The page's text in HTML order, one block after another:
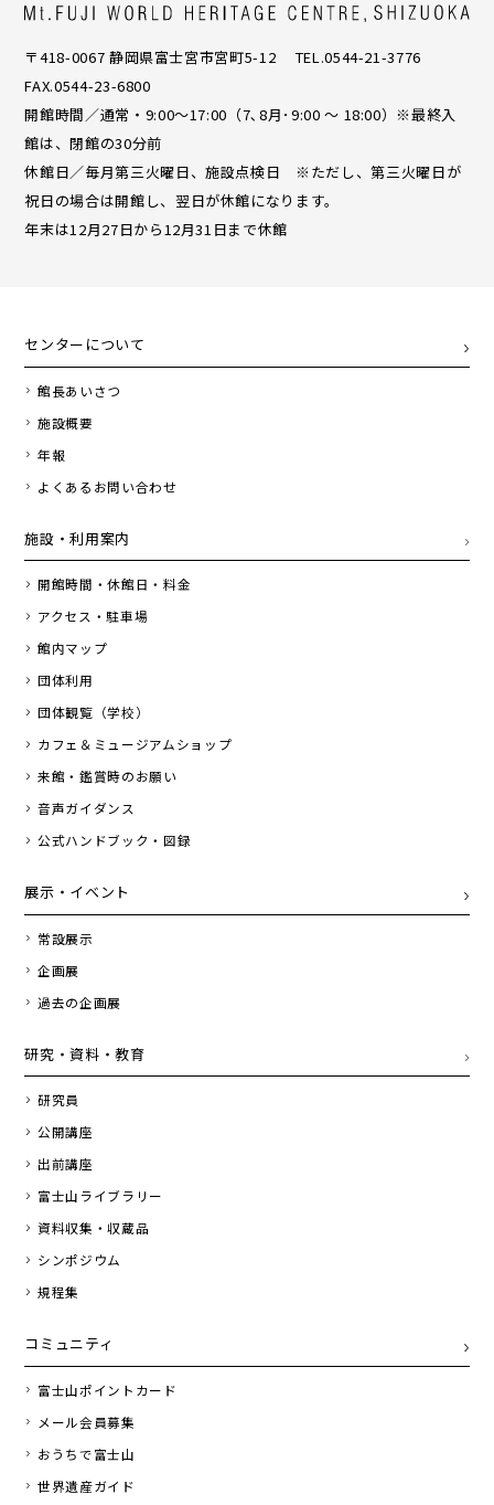
〒418-0067 静岡県富士宮市宮町5-12 TEL.0544-21-3776
FAX.0544-23-6800
開館時間／通常・9:00〜17:00（7､8月･9:00 ～ 18:00）※最終入
館は、閉館の30分前
休館日／毎月第三火曜日、施設点検日 ※ただし、第三火曜日が
祝日の場合は開館し、翌日が休館になります。
年末は12月27日から12月31日まで休館
センターについて
館長あいさつ
施設概要
年報
よくあるお問い合わせ
施設・利用案内
開館時間・休館日・料金
アクセス・駐車場
館内マップ
団体利用
団体観覧（学校）
カフェ＆ミュージアムショップ
来館・鑑賞時のお願い
音声ガイダンス
公式ハンドブック・図録
展示・イベント
常設展示
企画展
過去の企画展
研究・資料・教育
研究員
公開講座
出前講座
富士山ライブラリー
資料収集・収蔵品
シンポジウム
規程集
コミュニティ
富士山ポイントカード
メール会員募集
おうちで富士山
世界遺産ガイド